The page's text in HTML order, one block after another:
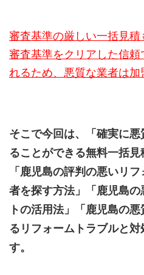
審査基準の厳しい一括見
審査基準をクリアした信
れるため、悪質な業者は加
そこで今回は、「確実に
ることができる無料一括
「鹿児島の評判の悪いリ
者を探す方法」「鹿児島
トの活用法」「鹿児島の
るリフォームトラブルと
す。